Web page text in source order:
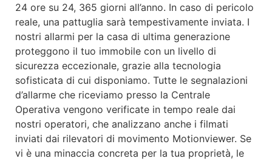
24 ore su 24, 365 giorni all’anno. In caso di pericolo
reale, una pattuglia sarà tempestivamente inviata. I
nostri allarmi per la casa di ultima generazione
proteggono il tuo immobile con un livello di
sicurezza eccezionale, grazie alla tecnologia
sofisticata di cui disponiamo. Tutte le segnalazioni
d’allarme che riceviamo presso la Centrale
Operativa vengono verificate in tempo reale dai
nostri operatori, che analizzano anche i filmati
inviati dai rilevatori di movimento Motionviewer. Se
vi è una minaccia concreta per la tua proprietà, le